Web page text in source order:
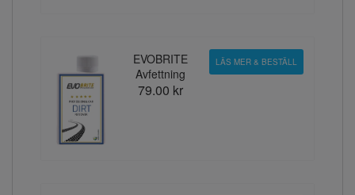
EVOBRITE
Avfettning
79.00 kr
LÄS MER & BESTÄLL